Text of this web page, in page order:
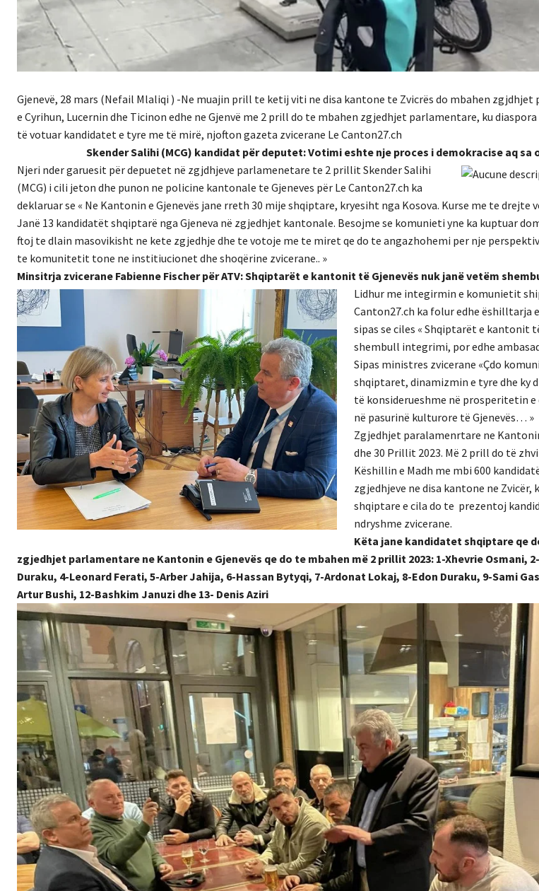
Gjenevë, 28 mars (Nefail Mlaliqi ) -Ne muajin prill te ketij viti ne disa kantone te Zvicrës do mbahen
e Cyrihun, Lucernin dhe Ticinon edhe ne Gjenvë me 2 prill do te mbahen zgjedhjet parlamentare, ku
të votuar kandidatet e tyre me të mirë, njofton gazeta zvicerane Le Canton27.ch
Skender Salihi (MCG) kandidat për deputet: Votimi eshte nje proces i demokracise aq
Njeri nder garuesit për depuetet në zgjdhjeve parlamenetare te 2 prillit Skender Salihi
(MCG) i cili jeton dhe punon ne policine kantonale te Gjeneves për Le Canton27.ch ka
deklaruar se « Ne Kantonin e Gjenevës jane rreth 30 mije shqiptare, kryesiht nga Kosova. Kurse me te drejte
Janë 13 kandidatët shqiptarë nga Gjeneva në zgjedhjet kantonale. Besojme se komunieti yne ka kuptuar
ftoj te dlain masovikisht ne kete zgjedhje dhe te votoje me te miret qe do te angazhohemi per nje
te komunitetit tone ne institiucionet dhe shoqërine zvicerane.. »
Minsitrja zvicerane Fabienne Fischer për ATV: Shqiptarët e kantonit të Gjenevës nuk janë vetëm
Lidhur me integirmin e komunietit
Canton27.ch ka folur edhe ëshilltarja
sipas se ciles « Shqiptarët e kantonit
shembull integrimi, por edhe
Sipas ministres zvicerane «Çdo
shqiptaret, dinamizmin e tyre dhe ky
të konsiderueshme në prosperitetin
në pasurinë kulturore të Gjenevës… »
Zgjedhjet paralamenrtare ne
dhe 30 Prillit 2023. Më 2 prill do të
Këshillin e Madh me mbi 600
zgjedhjeve ne disa kantone ne Zvicër,
shqiptare e cila do te prezentoj
ndryshme zvicerane.
Këta jane kandidatet shqiptare qe
zgjedhjet parlamentare ne Kantonin e Gjenevës qe do te mbahen më 2 prillit 2023: 1-Xhevrie Osmani,
Duraku, 4-Leonard Ferati, 5-Arber Jahija, 6-Hassan Bytyqi, 7-Ardonat Lokaj, 8-Edon Duraku, 9-Sami
Artur Bushi, 12-Bashkim Januzi dhe 13- Denis Aziri